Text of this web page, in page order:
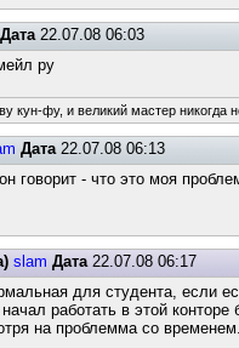
Дата22.07.08 06:03
ру
кун-фу, и великий мастер никогда
Дата22.07.08 06:13
говорит - что это моя
slam Дата22.07.08 06:17
для студента, если
работать в этой
на проблемма со